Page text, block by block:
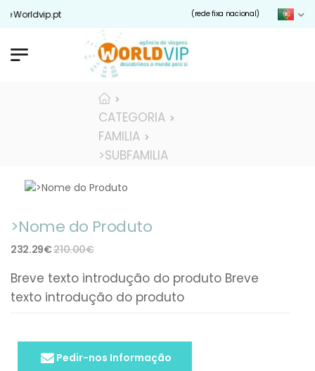
Worldvip.pt (rede fixa nacional)
CATEGORIA
FAMILIA
>SUBFAMILIA
>Nome do Produto
232.29€210.00€
Breve texto introdução do produto Breve
texto introdução do produto
Pedir-nos Informação